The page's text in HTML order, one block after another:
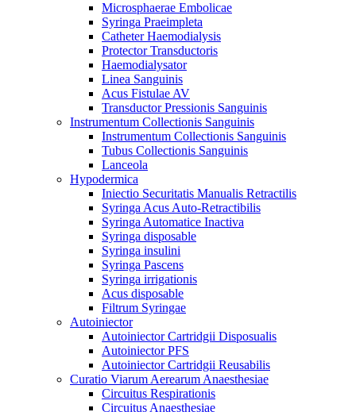
Microsphaerae Embolicae
Syringa Praeimpleta
Catheter Haemodialysis
Protector Transductoris
Haemodialysator
Linea Sanguinis
Acus Fistulae AV
Transductor Pressionis Sanguinis
Instrumentum Collectionis Sanguinis
Instrumentum Collectionis Sanguinis
Tubus Collectionis Sanguinis
Lanceola
Hypodermica
Iniectio Securitatis Manualis Retractilis
Syringa Acus Auto-Retractibilis
Syringa Automatice Inactiva
Syringa disposable
Syringa insulini
Syringa Pascens
Syringa irrigationis
Acus disposable
Filtrum Syringae
Autoiniector
Autoiniector Cartridgii Disposualis
Autoiniector PFS
Autoiniector Cartridgii Reusabilis
Curatio Viarum Aerearum Anaesthesiae
Circuitus Respirationis
Circuitus Anaesthesiae